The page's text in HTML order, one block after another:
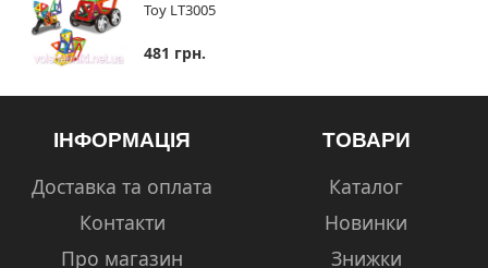
Toy LT3005
481 грн.
ІНФОРМАЦІЯ
Доставка та оплата
Контакти
Про магазин
ТОВАРИ
Каталог
Новинки
Знижки